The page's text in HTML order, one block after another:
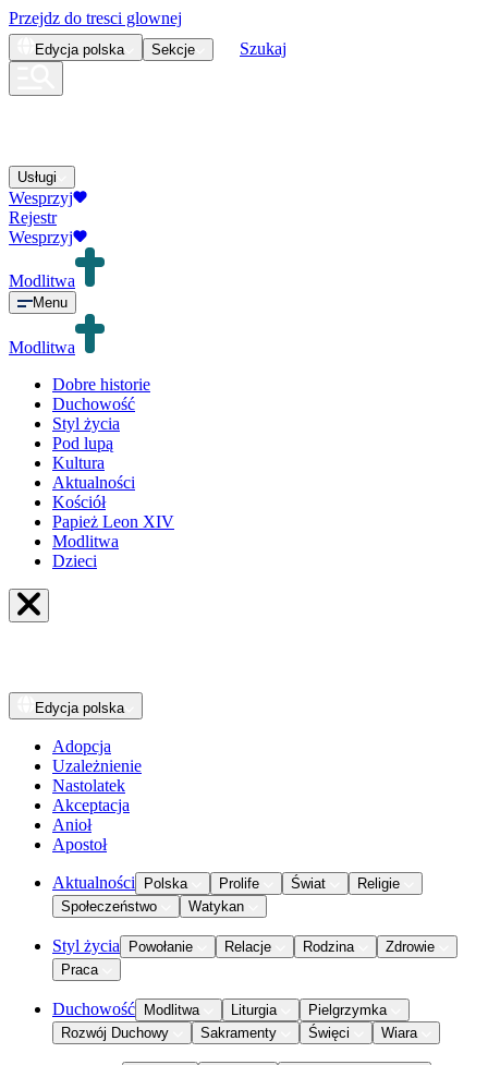
Przejdz do tresci glownej
Edycja polska Sekcje Szukaj
Usługi
Wesprzyj
Rejestr
Wesprzyj
Modlitwa
Menu
Modlitwa
Dobre historie
Duchowość
Styl życia
Pod lupą
Kultura
Aktualności
Kościół
Papież Leon XIV
Modlitwa
Dzieci
Edycja polska
Adopcja
Uzależnienie
Nastolatek
Akceptacja
Anioł
Apostoł
Aktualności Polska Prolife Świat
Religie
Społeczeństwo
Watykan
Styl życia Powołanie Relacje Rodzina
Zdrowie
Praca
Duchowość Modlitwa Liturgia
Pielgrzymka
Rozwój Duchowy
Sakramenty Święci Wiara